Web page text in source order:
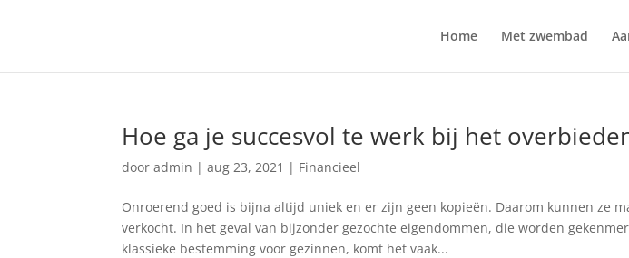
Home Met zwembad
Hoe ga je succesvol te werk bij het
dooradmin |aug 23, 2021 | Financieel
Onroerend goed is bijna altijd uniek en er zijn geen kopieën. Daarom kunnen ze
verkocht. In het geval van bijzonder gezochte eigendommen, die worden
klassieke bestemming voor gezinnen, komt het vaak...